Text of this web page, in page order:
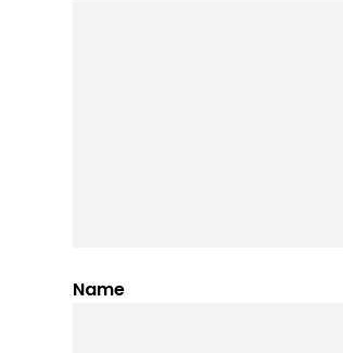
Name